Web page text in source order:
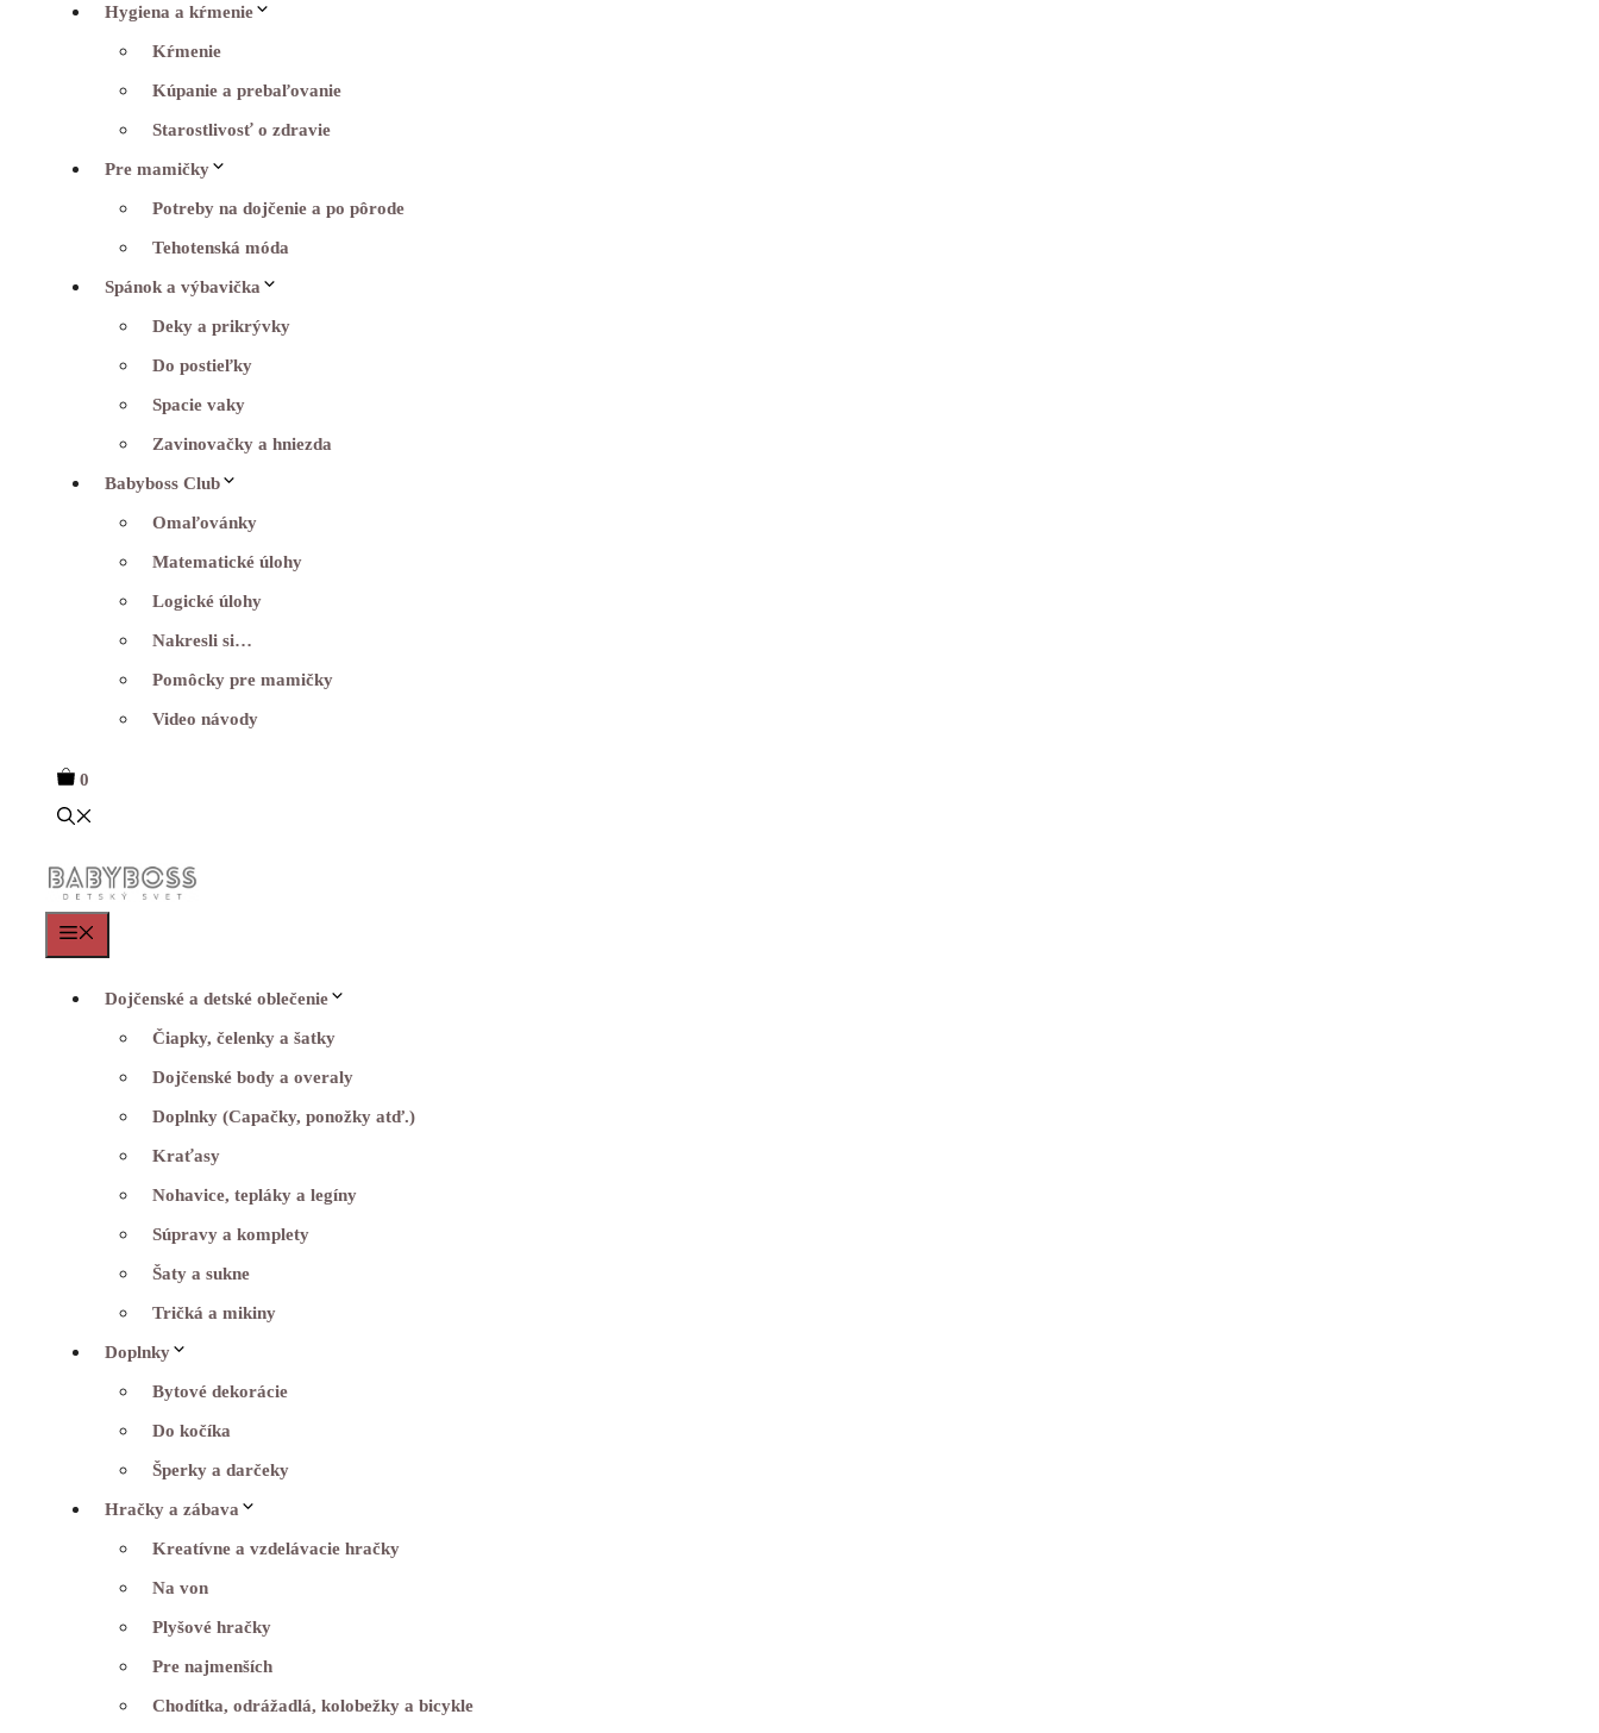
Hygiena a kŕmenie
Kŕmenie
Kúpanie a prebaľovanie
Starostlivosť o zdravie
Pre mamičky
Potreby na dojčenie a po pôrode
Tehotenská móda
Spánok a výbavička
Deky a prikrývky
Do postieľky
Spacie vaky
Zavinovačky a hniezda
Babyboss Club
Omaľovánky
Matematické úlohy
Logické úlohy
Nakresli si…
Pomôcky pre mamičky
Video návody
0
Dojčenské a detské oblečenie
Čiapky, čelenky a šatky
Dojčenské body a overaly
Doplnky (Capačky, ponožky atď.)
Kraťasy
Nohavice, tepláky a legíny
Súpravy a komplety
Šaty a sukne
Tričká a mikiny
Doplnky
Bytové dekorácie
Do kočíka
Šperky a darčeky
Hračky a zábava
Kreatívne a vzdelávacie hračky
Na von
Plyšové hračky
Pre najmenších
Chodítka, odrážadlá, kolobežky a bicykle